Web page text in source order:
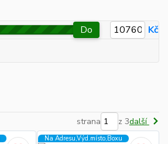
Do Kč
strana z 3další
Na Adresu,Výd.místo,Boxu